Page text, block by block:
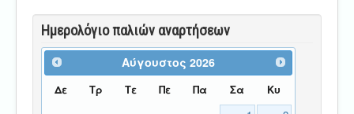
Ημερολόγιο παλιών αναρτήσεων
Αύγουστος 2026
Δε Τρ Τε Πε Πα Σα Κυ